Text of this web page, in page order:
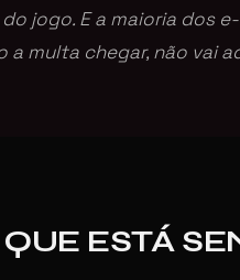
do jogo. E a maioria dos
a multa chegar, não vai
ESTÁ